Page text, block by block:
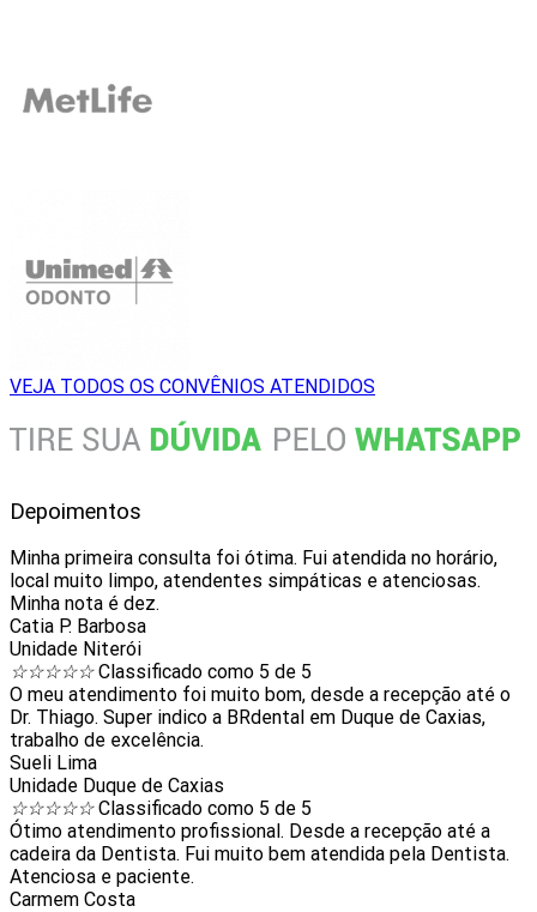
VEJA TODOS OS CONVÊNIOS ATENDIDOS
Depoimentos
Minha primeira consulta foi ótima. Fui atendida no horário,
local muito limpo, atendentes simpáticas e atenciosas.
Minha nota é dez.
Catia P. Barbosa
Unidade Niterói
☆☆☆☆☆ Classificado como 5 de 5
O meu atendimento foi muito bom, desde a recepção até o
Dr. Thiago. Super indico a BRdental em Duque de Caxias,
trabalho de excelência.
Sueli Lima
Unidade Duque de Caxias
☆☆☆☆☆ Classificado como 5 de 5
Ótimo atendimento profissional. Desde a recepção até a
cadeira da Dentista. Fui muito bem atendida pela Dentista.
Atenciosa e paciente.
Carmem Costa